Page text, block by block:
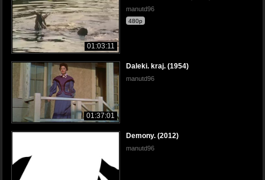
01:03:11
manutd96
480p
01:37:01
Daleki. kraj. (1954)
manutd96
Demony. (2012)
manutd96